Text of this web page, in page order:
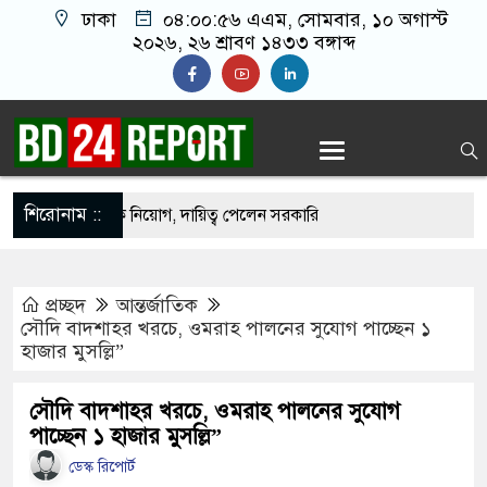
ঢাকা ০৪:০০:৫৭ এএম, সোমবার, ১০ অগাস্ট
২০২৬, ২৬ শ্রাবণ ১৪৩৩ বঙ্গাব্দ
শিরোনাম ::
প্রশাসক নিয়োগ, দায়িত্ব পেলেন সরকারি
লরি চাপা দিলো কয়েকটি গাড়িকে, নিহত ২
না, আমরা চাই সরকার যেন ফ্যাসিস্ট হয়ে না ওঠে:
রাষ্ট্রক্ষমতা দখলে ব্যাকুল: মুক্তিযুদ্ধ মন্ত্রী
প্রচ্ছদ
আন্তর্জাতিক
সৌদি বাদশাহর খরচে, ওমরাহ পালনের সুযোগ পাচ্ছেন ১
হাজার মুসল্লি”
সৌদি বাদশাহর খরচে, ওমরাহ পালনের সুযোগ
পাচ্ছেন ১ হাজার মুসল্লি”
ডেস্ক রিপোর্ট